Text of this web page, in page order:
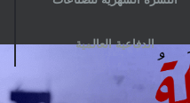
الدفاعية العالمية